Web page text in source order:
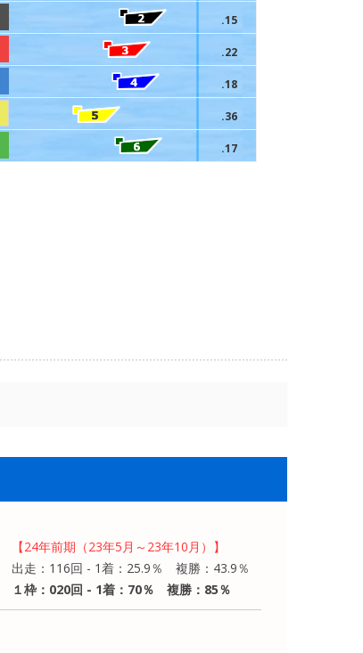
.15
.22
.18
.36
.17
【24年前期（23年5月～23年10月）】
出走：116回 - 1着：25.9％ 複勝：43.9％
１枠：020回 - 1着：70％ 複勝：85％